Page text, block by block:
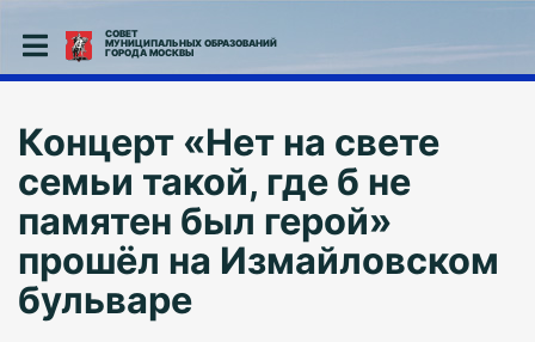
СОВЕТ
МУНИЦИПАЛЬНЫХ ОБРАЗОВАНИЙ
ГОРОДА МОСКВЫ
Концерт «Нет на свете
семьи такой, где б не
памятен был герой»
прошёл на Измайловском
бульваре